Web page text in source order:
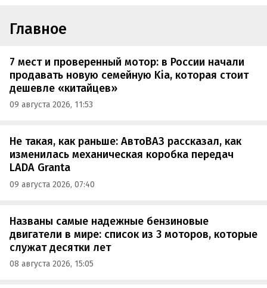
Главное
7 мест и проверенный мотор: в России начали
продавать новую семейную Kia, которая стоит
дешевле «китайцев»
09 августа 2026, 11:53
Не такая, как раньше: АвтоВАЗ рассказал, как
изменилась механическая коробка передач
LADA Granta
09 августа 2026, 07:40
Названы самые надежные бензиновые
двигатели в мире: список из 3 моторов, которые
служат десятки лет
08 августа 2026, 15:05